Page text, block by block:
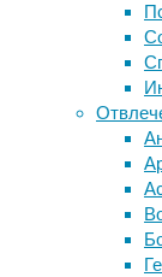
том,
якобы
ДНК